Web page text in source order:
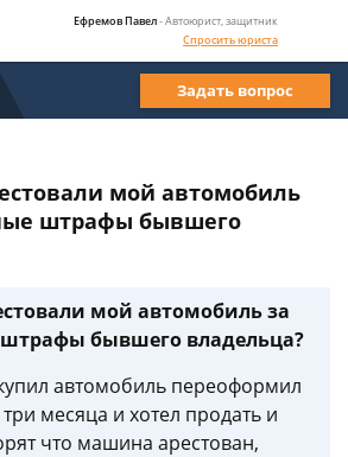
Ефремов Павел- Автоюрист, защитник
Спросить юриста
Задать вопрос
мой автомобиль
штрафы бывшего
мой автомобиль за
бывшего владельца?
автомобиль переоформил
месяца и хотел продать и
что машина арестован,